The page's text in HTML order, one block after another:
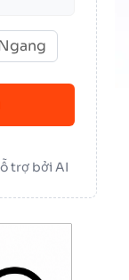
trợ bởi AI